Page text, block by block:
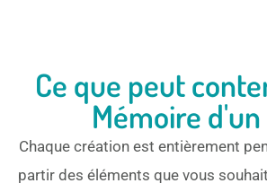
Ce que peut
Mémoire
Chaque création est entièrement
partir des éléments que vous